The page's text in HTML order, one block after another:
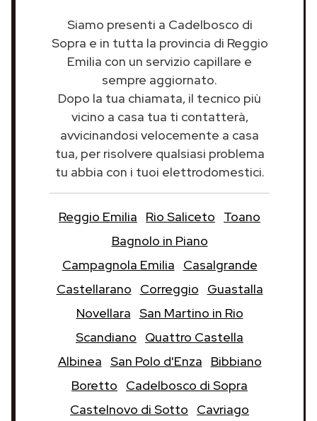
Siamo presenti a Cadelbosco di
Sopra e in tutta la provincia di Reggio
Emilia con un servizio capillare e
sempre aggiornato.
Dopo la tua chiamata, il tecnico più
vicino a casa tua ti contatterà,
avvicinandosi velocemente a casa
tua, per risolvere qualsiasi problema
tu abbia con i tuoi elettrodomestici.
Reggio Emilia Rio Saliceto
Toano
Bagnolo in Piano
Campagnola Emilia
Casalgrande
Castellarano
Correggio
Guastalla
Novellara San Martino in Rio
Scandiano
Quattro Castella
Albinea San Polo d'Enza
Bibbiano
Boretto
Cadelbosco di Sopra
Castelnovo di Sotto
Cavriago